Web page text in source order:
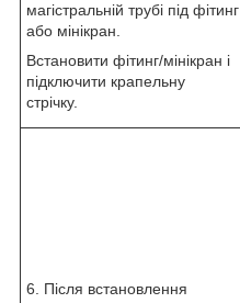
магістральній трубі під фітинг
або мінікран.
Встановити фітинг/мінікран і
підключити крапельну
стрічку.
6. Після встановлення